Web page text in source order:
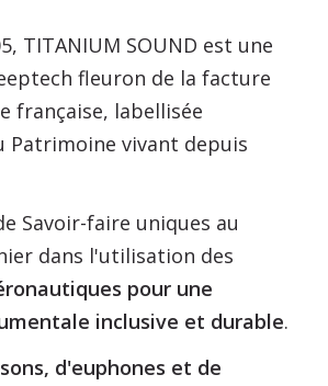
TITANIUM SOUND est une
fleuron de la facture
française, labellisée
Patrimoine vivant depuis
Savoir-faire uniques au
dans l'utilisation des
pour une
inclusive et durable.
d'euphones et de